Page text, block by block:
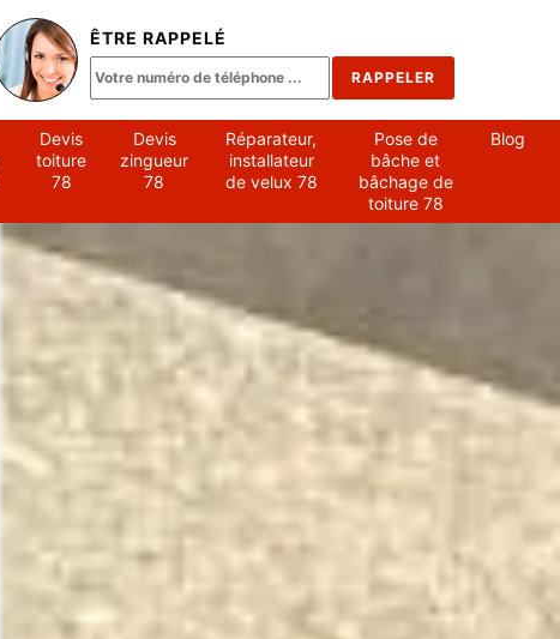
ÊTRE RAPPELÉ
Devis
toiture
78
Devis
zingueur
78
Réparateur,
installateur
de velux 78
Pose de
bâche et
bâchage de
toiture 78
Blog